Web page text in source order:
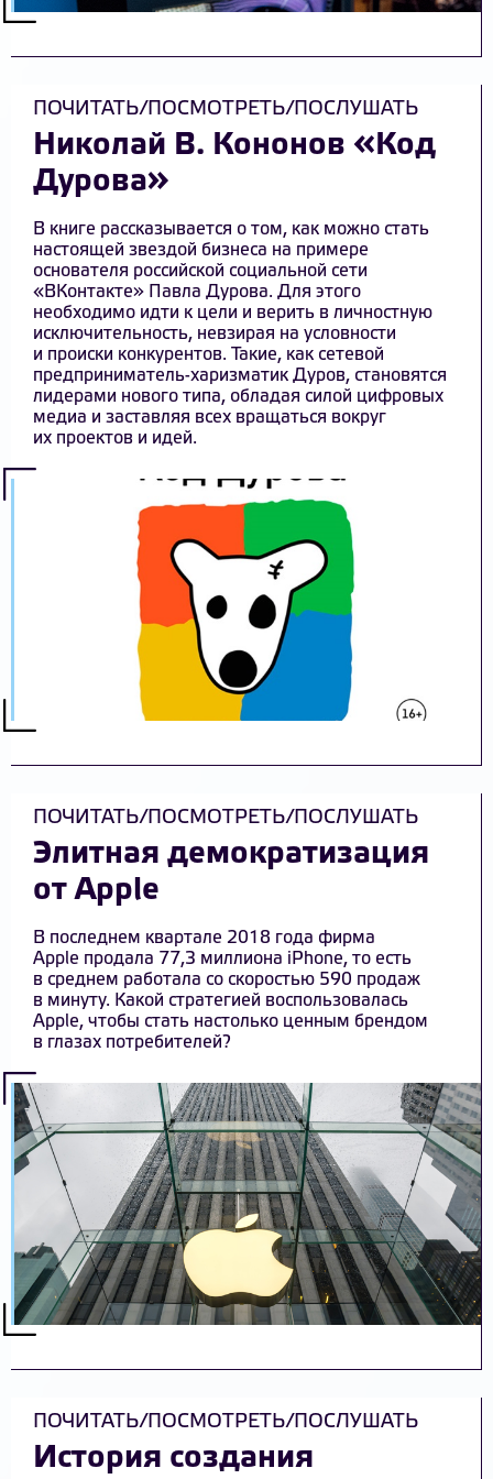
ПОЧИТАТЬ/ПОСМОТРЕТЬ/ПОСЛУШАТЬ
Николай В. Кононов «Код
Дурова»
В книге рассказывается о том, как можно стать
настоящей звездой бизнеса на примере
основателя российской социальной сети
«ВКонтакте» Павла Дурова. Для этого
необходимо идти к цели и верить в личностную
исключительность, невзирая на условности
и происки конкурентов. Такие, как сетевой
предприниматель-харизматик Дуров, становятся
лидерами нового типа, обладая силой цифровых
медиа и заставляя всех вращаться вокруг
их проектов и идей.
ПОЧИТАТЬ/ПОСМОТРЕТЬ/ПОСЛУШАТЬ
Элитная демократизация
от Apple
В последнем квартале 2018 года фирма
Apple продала 77,3 миллиона iPhone, то есть
в среднем работала со скоростью 590 продаж
в минуту. Какой стратегией воспользовалась
Apple, чтобы стать настолько ценным брендом
в глазах потребителей?
ПОЧИТАТЬ/ПОСМОТРЕТЬ/ПОСЛУШАТЬ
История создания